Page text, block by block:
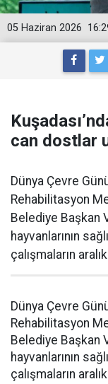
05 Haziran 2026
can dostlar
Dünya Çevre
Rehabilitasyon
Belediye Başkan
hayvanlarının
çalışmaların
Dünya Çevre
Rehabilitasyon
Belediye Başkan
hayvanlarının
çalışmaların